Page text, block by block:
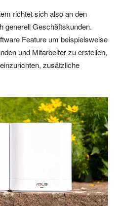
richtet sich also an den
generell Geschäftskunden.
Feature um beispielsweise
und Mitarbeiter zu erstellen,
zusätzliche